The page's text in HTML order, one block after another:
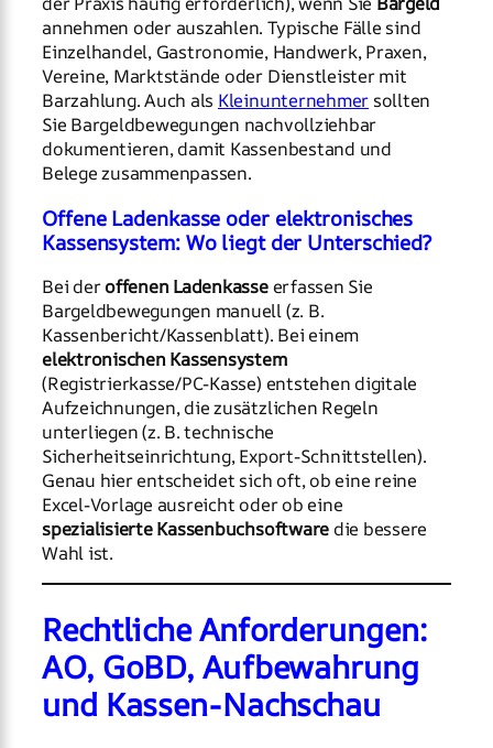
annehmen oder auszahlen. Typische Fälle sind
Einzelhandel, Gastronomie, Handwerk, Praxen,
Vereine, Marktstände oder Dienstleister mit
Barzahlung. Auch als Kleinunternehmer sollten
Sie Bargeldbewegungen nachvollziehbar
dokumentieren, damit Kassenbestand und
Belege zusammenpassen.
Offene Ladenkasse oder elektronisches
Kassensystem: Wo liegt der Unterschied?
Bei deroffenen Ladenkasseerfassen Sie
Bargeldbewegungen manuell (z. B.
Kassenbericht/Kassenblatt). Bei einem
elektronischen Kassensystem
(Registrierkasse/PC-Kasse) entstehen digitale
Aufzeichnungen, die zusätzlichen Regeln
unterliegen (z. B. technische
Sicherheitseinrichtung, Export-Schnittstellen).
Genau hier entscheidet sich oft, ob eine reine
Excel-Vorlage ausreicht oder ob eine
spezialisierte Kassenbuchsoftware die bessere
Wahl ist.
Rechtliche Anforderungen:
AO, GoBD, Aufbewahrung
und Kassen-Nachschau